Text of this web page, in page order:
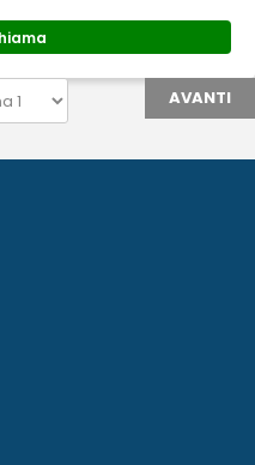
AVANTI